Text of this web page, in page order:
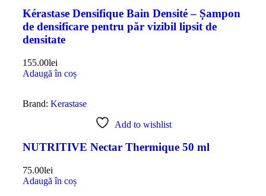
Kérastase Densifique Bain Densité – Șampon
de densificare pentru păr vizibil lipsit de
densitate
155.00lei
Adaugă în coș
Brand: Kerastase
Add to wishlist
NUTRITIVE Nectar Thermique 50 ml
75.00lei
Adaugă în coș